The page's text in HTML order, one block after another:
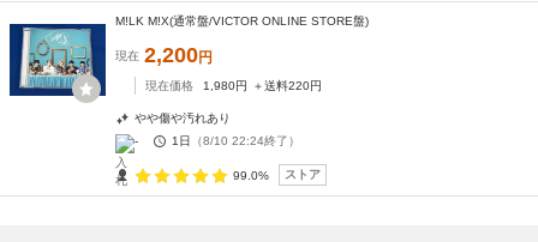
M!LK M!X(通常盤/VICTOR ONLINE STORE盤)
現在 2,200円
現在価格 1,980円 ＋送料220円
やや傷や汚れあり
-
1日 （8/10 22:24終了）
99.0% ストア